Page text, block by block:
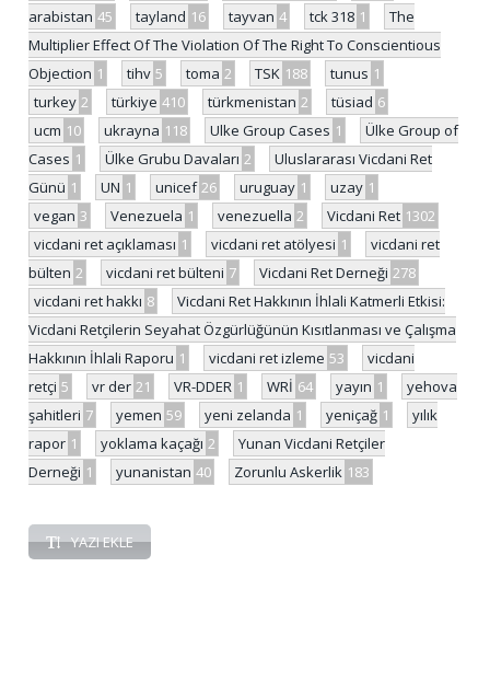
arabistan 45 tayland 16 tayvan 4 tck 318 1
The
Multiplier Effect Of The Violation Of The Right To Conscientious
Objection 1 tihv 5 toma 2 TSK 188 tunus 1
turkey 2 türkiye 410 türkmenistan 2 tüsiad 6
ucm 10 ukrayna 118 Ulke Group Cases 1
Ülke Group of
Cases 1 Ülke Grubu Davaları 2
Uluslararası Vicdani Ret
Günü 1 UN 1 unicef 26 uruguay 1 uzay 1
vegan 3 Venezuela 1 venezuella 2 Vicdani Ret 1302
vicdani ret açıklaması 1 vicdani ret atölyesi 1
vicdani ret
bülten 2 vicdani ret bülteni 7 Vicdani Ret Derneği 278
vicdani ret hakkı 8
Vicdani Ret Hakkının İhlali Katmerli Etkisi:
Vicdani Retçilerin Seyahat Özgürlüğünün Kısıtlanması ve Çalışma
Hakkının İhlali Raporu 1 vicdani ret izleme 53
vicdani
retçi 5 vr der 21 VR-DDER 1 WRİ 64 yayın 1
yehova
şahitleri 7 yemen 59 yeni zelanda 1 yeniçağ 1
yılık
rapor 1 yoklama kaçağı 2
Yunan Vicdani Retçiler
Derneği 1 yunanistan 40 Zorunlu Askerlik 183
YAZI EKLE